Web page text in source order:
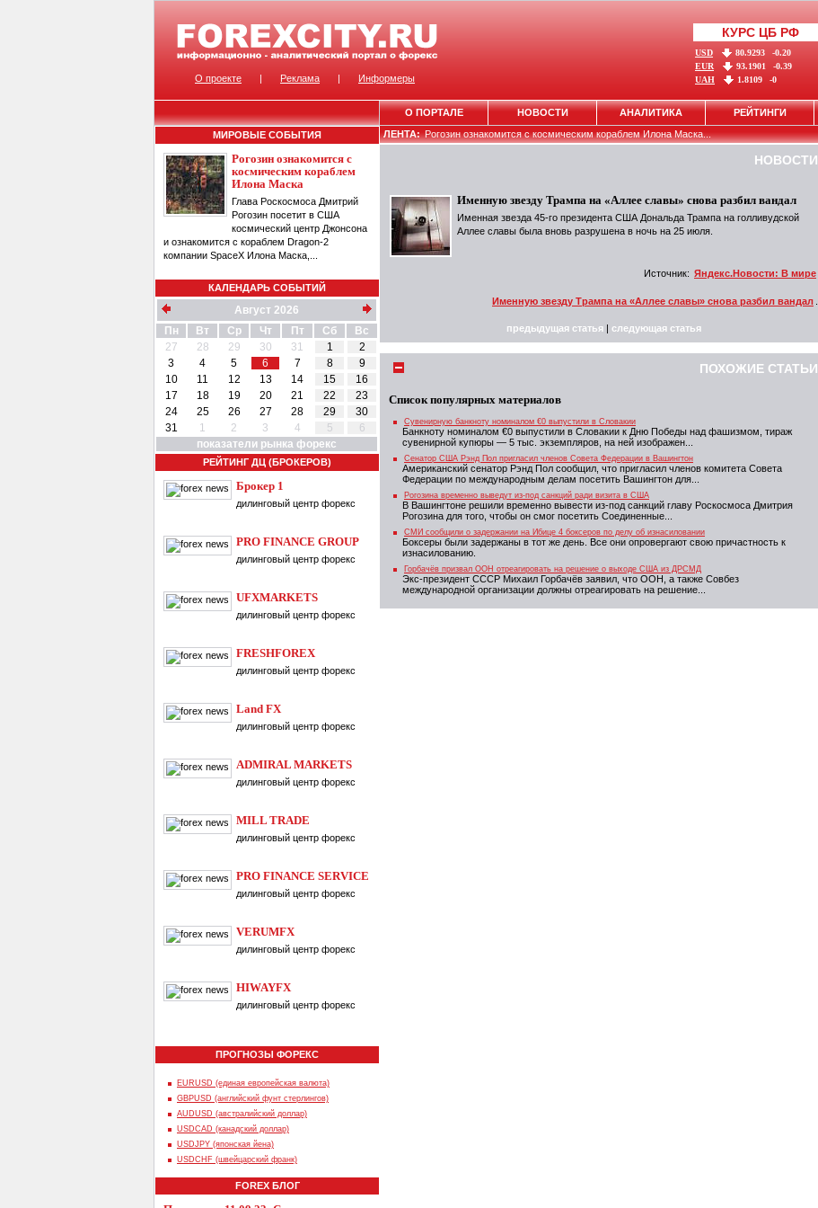
МИРОВЫЕ СОБЫТИЯ
Рогозин ознакомится с
космическим кораблем
Илона Маска
Глава Роскосмоса Дмитрий
Рогозин посетит в США
космический центр Джонсона
и ознакомится с кораблем Dragon-2
компании SpaceX Илона Маска,...
КАЛЕНДАРЬ СОБЫТИЙ
Август 2026
Пн
Вт Ср Чт Пт Сб
Вс
27
28 29 30 31 1
2
3
4 5 6 7 8
9
10
11 12 13 14 15
16
17
18 19 20 21 22
23
24
25 26 27 28 29
30
31
1 2 3 4 5
6
показатели рынка форекс
РЕЙТИНГ ДЦ (БРОКЕРОВ)
Брокер 1
дилинговый центр форекс
PRO FINANCE GROUP
дилинговый центр форекс
UFXMARKETS
дилинговый центр форекс
FRESHFOREX
дилинговый центр форекс
Land FX
дилинговый центр форекс
ADMIRAL MARKETS
дилинговый центр форекс
MILL TRADE
дилинговый центр форекс
PRO FINANCE SERVICE
дилинговый центр форекс
VERUMFX
дилинговый центр форекс
HIWAYFX
дилинговый центр форекс
ПРОГНОЗЫ ФОРЕКС
EURUSD (единая европейская валюта)
GBPUSD (английский фунт стерлингов)
AUDUSD (австралийский доллар)
USDCAD (канадский доллар)
USDJPY (японская йена)
USDCHF (швейцарский франк)
FOREX БЛОГ
ЛЕНТА:Рогозин ознакомится с космическим кораблем Илона Маска...
НОВОСТИ
Именную звезду Трампа на «Аллее славы» снова разбил вандал
Именная звезда 45-го президента США Дональда Трампа на голливудской
Аллее славы была вновь разрушена в ночь на 25 июля.
Источник: Яндекс.Новости: В мире
Именную звезду Трампа на «Аллее славы» снова разбил вандал
предыдущая статья| следующая статья
ПОХОЖИЕ СТАТЬИ
Список популярных материалов
Сувенирную банкноту номиналом €0 выпустили в Словакии
Банкноту номиналом €0 выпустили в Словакии к Дню Победы над фашизмом, тираж
сувенирной купюры — 5 тыс. экземпляров, на ней изображен...
Сенатор США Рэнд Пол пригласил членов Совета Федерации в Вашингтон
Американский сенатор Рэнд Пол сообщил, что пригласил членов комитета Совета
Федерации по международным делам посетить Вашингтон для...
Рогозина временно выведут из-под санкций ради визита в США
В Вашингтоне решили временно вывести из-под санкций главу Роскосмоса Дмитрия
Рогозина для того, чтобы он смог посетить Соединенные...
СМИ сообщили о задержании на Ибице 4 боксеров по делу об изнасиловании
Боксеры были задержаны в тот же день. Все они опровергают свою причастность к
изнасилованию.
Горбачёв призвал ООН отреагировать на решение о выходе США из ДРСМД
Экс-президент СССР Михаил Горбачёв заявил, что ООН, а также Совбез
международной организации должны отреагировать на решение...
О проекте | Реклама | Информеры
КУРС ЦБ РФ
USD 80.9293
-0.20
EUR
93.1901
-0.39
UAH
1.8109 -0
О ПОРТАЛЕ НОВОСТИ АНАЛИТИКА РЕЙТИНГИ